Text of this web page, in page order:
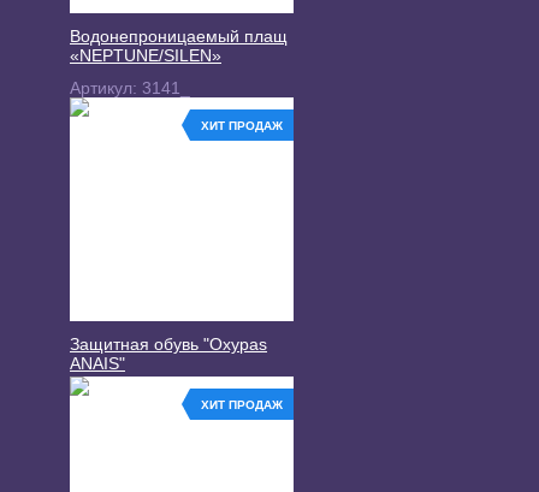
Водонепроницаемый плащ
«NEPTUNE/SILEN»
Артикул: 3141_
ХИТ ПРОДАЖ
Защитная обувь "Oxypas
ANAIS"
ХИТ ПРОДАЖ